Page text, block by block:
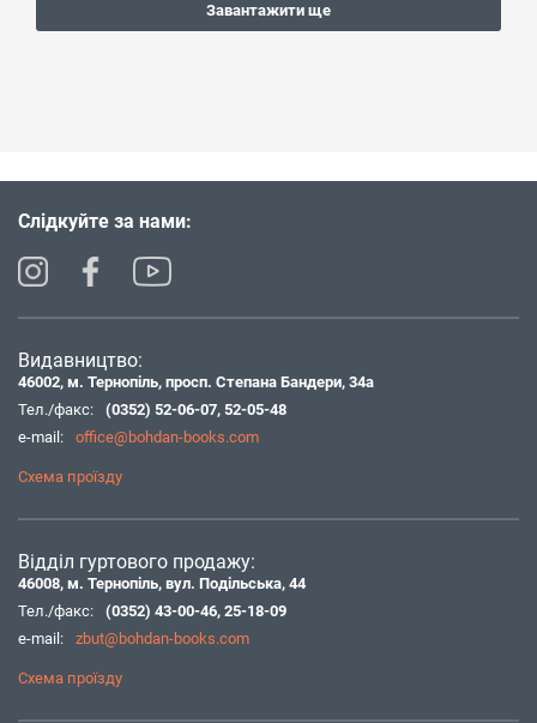
Завантажити ще
Слідкуйте за нами:
Видавництво:
46002, м. Тернопіль, просп. Степана Бандери, 34а
Тел./факс:
(0352) 52-06-07, 52-05-48
e-mail:
office@bohdan-books.com
Схема проїзду
Відділ гуртового продажу:
46008, м. Тернопіль, вул. Подільська, 44
Тел./факс:
(0352) 43-00-46, 25-18-09
e-mail:
zbut@bohdan-books.com
Схема проїзду